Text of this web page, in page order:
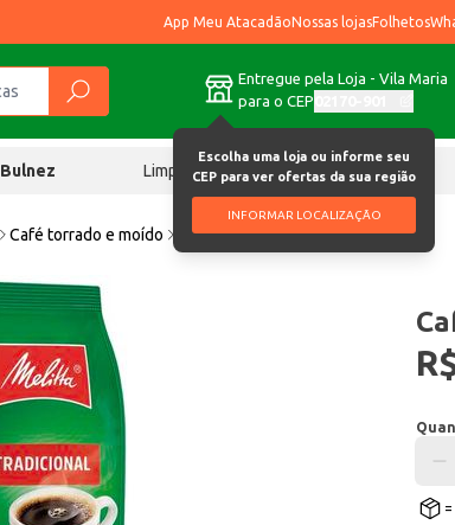
App Meu AtacadãoNossas lojasFolhetos
Entregue pela Loja - Vila Maria
para o CEP
Escolha uma loja ou informe seu
CEP para ver ofertas da sua região
INFORMAR LOCALIZAÇÃO
Bulnez Limpeza Chocolates
Café torrado e moído Café Melitta Tradicional 500g